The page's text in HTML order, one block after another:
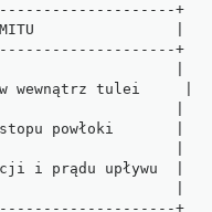
+
LIMITU                |
+
wewnątrz tulei     |
stopu powłoki       |
i prądu upływu  |
+-----------------------------------------------------------------+